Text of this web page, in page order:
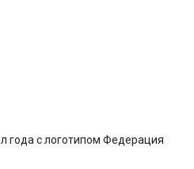
года с логотипом Федерация